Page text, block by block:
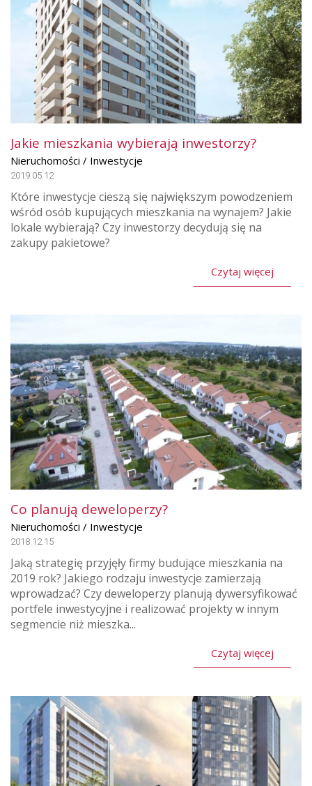
Jakie mieszkania wybierają inwestorzy?
Nieruchomości / Inwestycje
2019.05.12
Które inwestycje cieszą się największym powodzeniem
wśród osób kupujących mieszkania na wynajem? Jakie
lokale wybierają? Czy inwestorzy decydują się na
zakupy pakietowe?
Czytaj więcej
Co planują deweloperzy?
Nieruchomości / Inwestycje
2018.12.15
Jaką strategię przyjęły firmy budujące mieszkania na
2019 rok? Jakiego rodzaju inwestycje zamierzają
wprowadzać? Czy deweloperzy planują dywersyfikować
portfele inwestycyjne i realizować projekty w innym
segmencie niż mieszka...
Czytaj więcej